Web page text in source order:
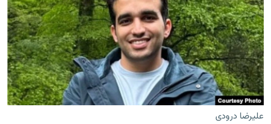
زبان‌های دیگر
علیرضا درودی